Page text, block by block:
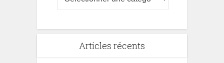
Articles récents